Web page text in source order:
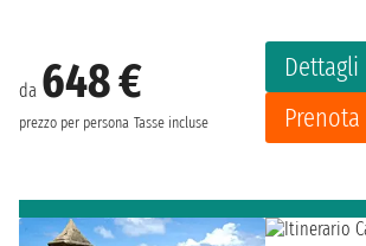
da 648 €
prezzo per persona Tasse incluse
Dettagli
Prenota